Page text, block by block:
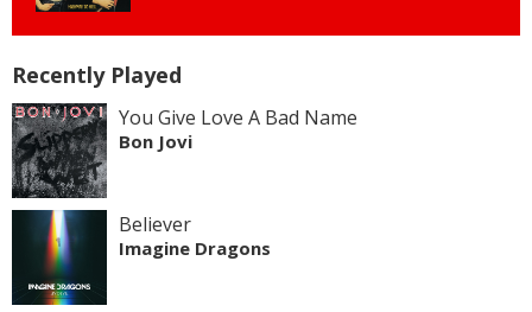
Recently Played
You Give Love A Bad Name
Bon Jovi
Believer
Imagine Dragons